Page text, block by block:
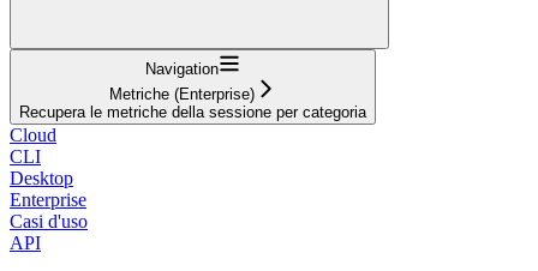
Navigation
Metriche (Enterprise)
Recupera le metriche della sessione per categoria
Cloud
CLI
Desktop
Enterprise
Casi d'uso
API